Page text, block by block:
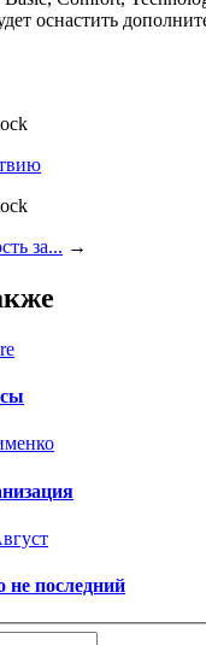
осна­стить
за... →
не последний